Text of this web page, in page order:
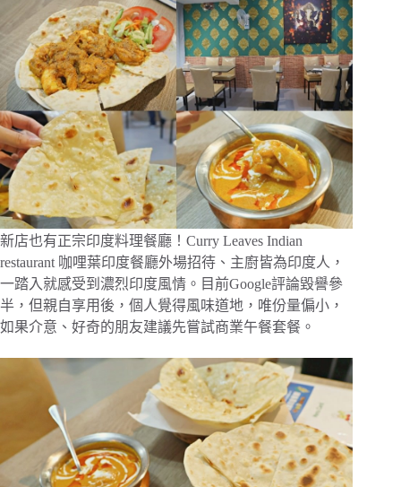
新店也有正宗印度料理餐廳！Curry Leaves Indian
restaurant 咖哩葉印度餐廳外場招待、主廚皆為印度人，
一踏入就感受到濃烈印度風情。目前Google評論毀譽參
半，但親自享用後，個人覺得風味道地，唯份量偏小，
如果介意、好奇的朋友建議先嘗試商業午餐套餐。